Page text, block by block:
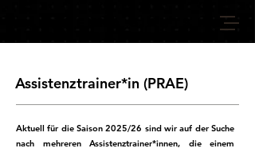
Assistenztrainer*in (PRAE)
Aktuell für die Saison 2025/26 sind wir auf der Suche
nach mehreren Assistenztrainer*innen, die einem